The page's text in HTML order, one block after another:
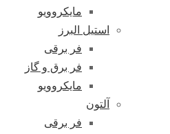
مایکروویو
استیل البرز
فر برقی
فر برق و گاز
مایکروویو
آلتون
فر برقی